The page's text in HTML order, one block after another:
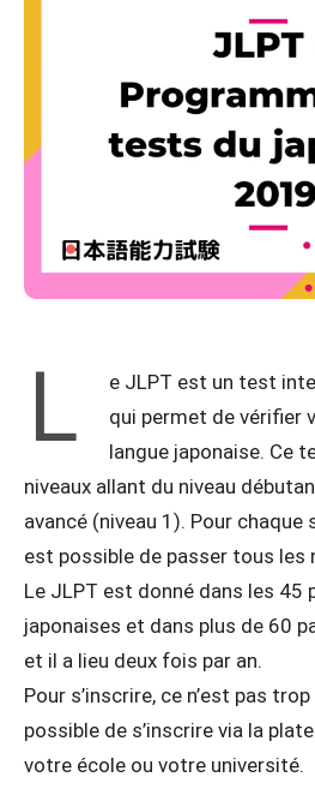
L
e JLPT est un test
qui permet de vérifier
langue japonaise. Ce
niveaux allant du niveau
avancé (niveau 1). Pour chaque
est possible de passer tous les
Le JLPT est donné dans les 45
japonaises et dans plus de 60
et il a lieu deux fois par an.
Pour s’inscrire, ce n’est pas
possible de s’inscrire via la
votre école ou votre université.